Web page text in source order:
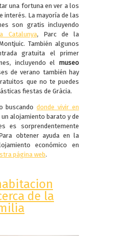
una fortuna en ver a los
interés. La mayoría de las
son gratis incluyendo
Catalunya, Parc de la
También algunos
gratuita el primer
incluyendo el museo
de verano también hay
que no te puedes
fiestas de Gràcia.
buscandodonde vivir en
un alojamiento barato y de
es sorprendentemente
obtener ayuda en la
económico en
página web.
de la